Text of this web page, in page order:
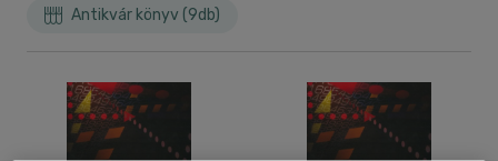
Antikvár könyv (9db)